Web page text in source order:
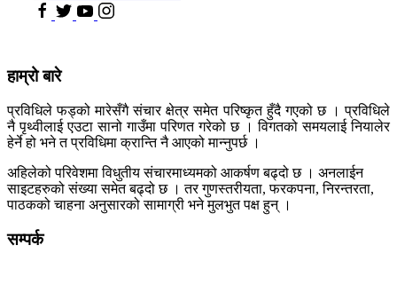
हाम्रो बारे
प्रविधिले फड्को मारेसँगै संचार क्षेत्र समेत परिष्कृत हुँदै गएको छ । प्रविधिले
नै पृथ्वीलाई एउटा सानो गाउँमा परिणत गरेको छ । विगतको समयलाई नियालेर
हेर्ने हो भने त प्रविधिमा क्रान्ति नै आएको मान्नुपर्छ ।
अहिलेको परिवेशमा विधुतीय संचारमाध्यमको आकर्षण बढ्दो छ । अनलाईन
साइटहरुको संख्या समेत बढ्दो छ । तर गुणस्तरीयता, फरकपना, निरन्तरता,
पाठकको चाहना अनुसारको सामाग्री भने मुलभुत पक्ष हुन् ।
सम्पर्क